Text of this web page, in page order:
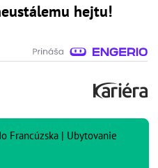
hejtu!
Francúzska | Ubytovanie